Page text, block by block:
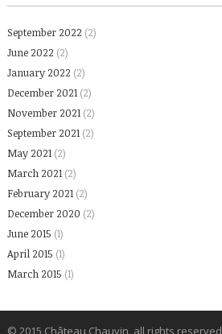
September 2022 (2)
June 2022 (2)
January 2022 (2)
December 2021(2)
November 2021(2)
September 2021(2)
May 2021(2)
March 2021(2)
February 2021(2)
December 2020 (2)
June 2015 (1)
April 2015 (1)
March 2015 (1)
© 2015 Château Chauvin, all rights reserved